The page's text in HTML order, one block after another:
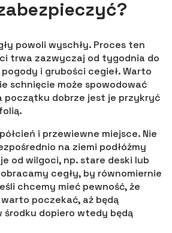
powoli wyschły. Proces ten
trwa zazwyczaj od tygodnia do
i grubości cegieł. Warto
schnięcie może spowodować
początku dobrze jest je przykryć
i przewiewne miejsce. Nie
na ziemi podłóżmy
od wilgoci, np. stare deski lub
cegły, by równomiernie
chcemy mieć pewność, że
poczekać, aż będą
środku dopiero wtedy będą